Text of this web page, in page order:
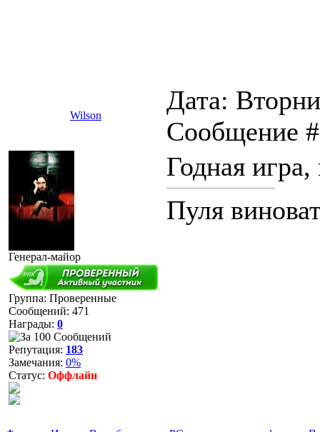
Wilson
Дата:
Сообщение
Генерал-майор
Группа: Проверенные
Сообщений: 471
Награды: 0
Репутация: 183
Замечания: 0%
Статус: Оффлайн
Годная
Пуля